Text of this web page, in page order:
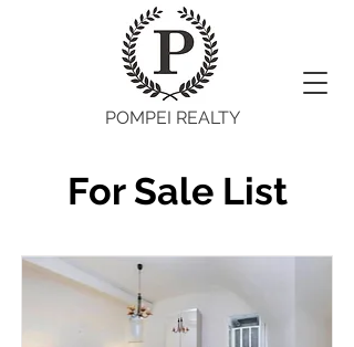
POMPEI REALTY
For Sale List